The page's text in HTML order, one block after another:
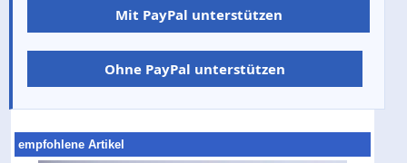
Mit PayPal unterstützen
Ohne PayPal unterstützen
empfohlene Artikel